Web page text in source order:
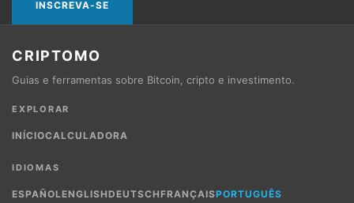
mail
CRIPTOMO
Guias e ferramentas sobre Bitcoin, cripto e investimento.
EXPLORAR
INÍCIOCALCULADORA
IDIOMAS
ESPAÑOLENGLISHDEUTSCHFRANÇAISPORTUGUÊS